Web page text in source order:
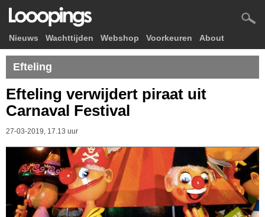
Nieuws Wachttijden Webshop Voorkeuren About
Efteling
Efteling verwijdert piraat uit
Carnaval Festival
27-03-2019, 17.13 uur